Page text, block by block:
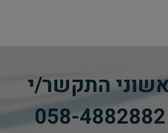
התקשר/י
058-4882882
​